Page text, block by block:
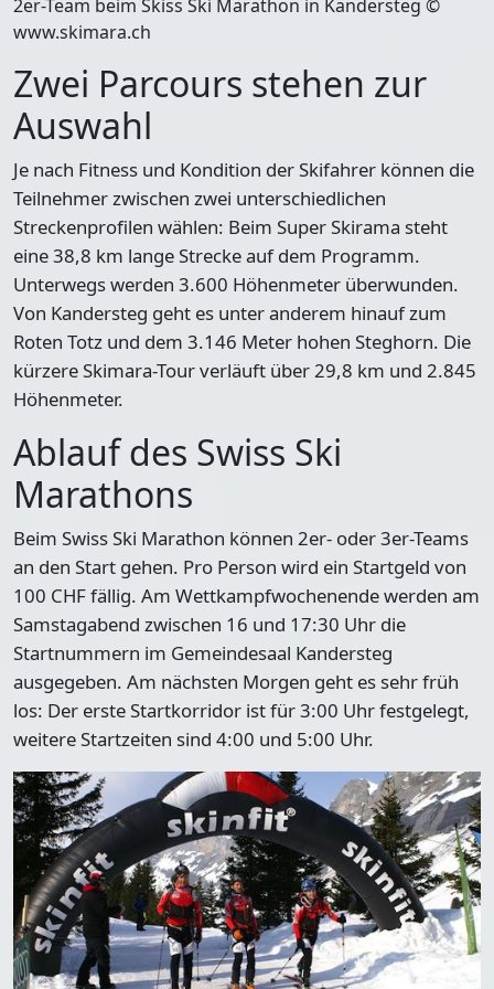
2er-Team beim Skiss Ski Marathon in Kandersteg ©
www.skimara.ch
Zwei Parcours stehen zur
Auswahl
Je nach Fitness und Kondition der Skifahrer können die
Teilnehmerzwischen zwei unterschiedlichen
Streckenprofilen wählen: Beim Super Skirama steht
eine 38,8 km lange Streckeauf dem Programm.
Unterwegs werden 3.600 Höhenmeter überwunden.
Von Kandersteg geht es unter anderem hinauf zum
Roten Totz und dem 3.146 Meter hohen Steghorn. Die
kürzere Skimara-Tour verläuft über 29,8 km und 2.845
Höhenmeter.
Ablauf des Swiss Ski
Marathons
Beim Swiss Ski Marathon können 2er- oder 3er-Teams
an den Start gehen. Pro Person wird ein Startgeld von
100 CHFfällig. Am Wettkampfwochenende werden am
Samstagabend zwischen 16 und 17:30 Uhr die
Startnummern im Gemeindesaal Kandersteg
ausgegeben. Am nächsten Morgen geht es sehr früh
los: Der erste Startkorridor ist für 3:00 Uhr festgelegt,
weitere Startzeiten sind 4:00 und 5:00 Uhr.